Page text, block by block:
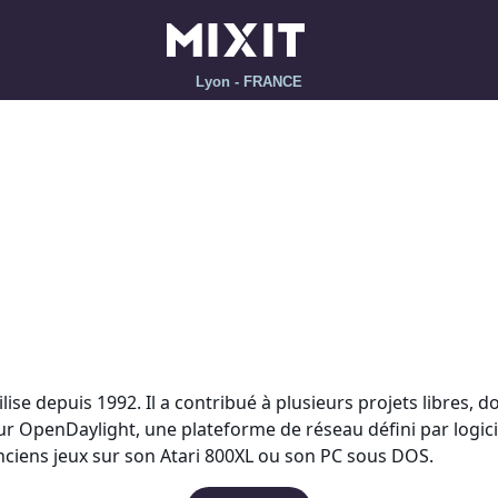
Lyon - FRANCE
depuis 1992. Il a contribué à plusieurs projets libres,
OpenDaylight, une plateforme de réseau défini par
jeux sur son Atari 800XL ou son PC sous DOS.